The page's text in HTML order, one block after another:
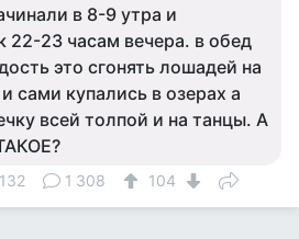
в 8-9 утра и
22-23 часам вечера. в обед
это сгонять лошадей на
сами купались в озерах а
всей толпой и на танцы. А
1 308 104